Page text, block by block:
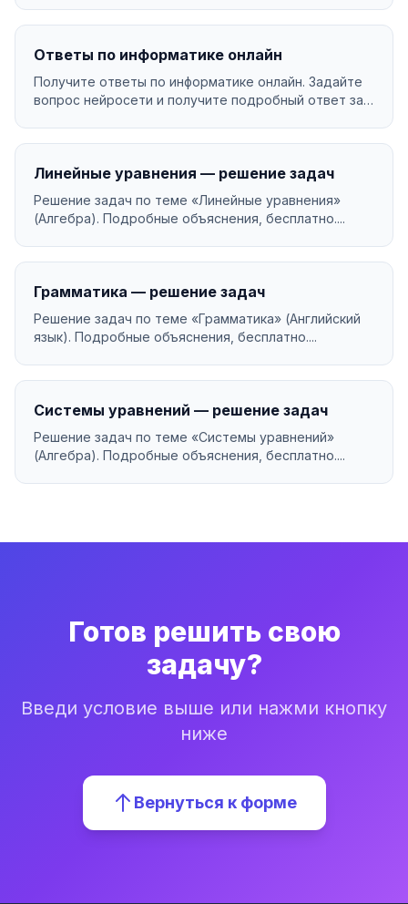
Ответы по информатике онлайн
Получите ответы по информатике онлайн. Задайте
вопрос нейросети и получите подробный ответ за
Линейные уравнения — решение задач
Решение задач по теме «Линейные уравнения»
(Алгебра). Подробные объяснения, бесплатно....
Грамматика — решение задач
Решение задач по теме «Грамматика» (Английский
язык). Подробные объяснения, бесплатно....
Системы уравнений — решение задач
Решение задач по теме «Системы уравнений»
(Алгебра). Подробные объяснения, бесплатно....
Готов решить свою
задачу?
Введи условие выше или нажми кнопку
ниже
Вернуться к форме